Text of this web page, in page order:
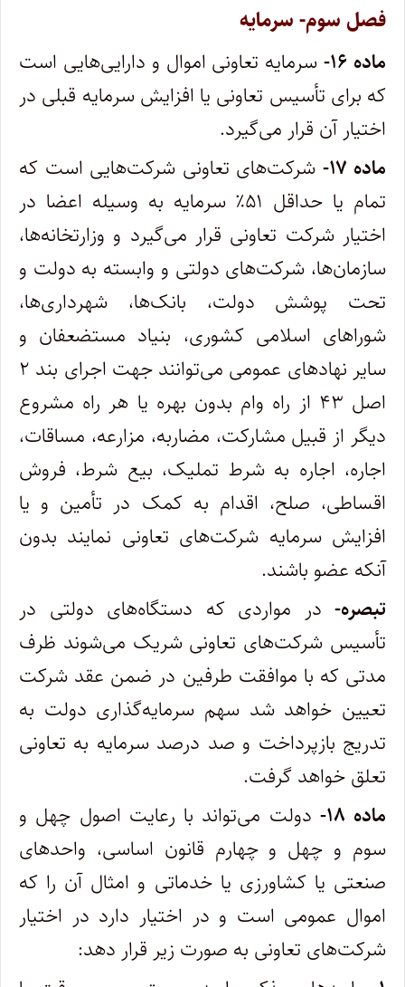
فصل سوم- سرمایه
ماده ۱۶-
سرمایه تعاونی اموال و دارایی‌هایی است
که برای تأسیس تعاونی یا افزایش سرمایه قبلی در
اختیار آن قرار می‌گیرد.
ماده ۱۷-
شرکت‌های تعاونی شرکت‌هایی است که
تمام یا حداقل ۵۱٪ سرمایه به وسیله اعضا در
اختیار شرکت تعاونی قرار می‌گیرد و وزارتخانه‌ها،
سازمان‌ها، شرکت‌های دولتی و وابسته به دولت و
تحت پوشش دولت، بانک‌ها، شهرداری‌ها،
شوراهای اسلامی کشوری، بنیاد مستضعفان و
سایر نهادهای عمومی می‌توانند جهت اجرای بند ۲
اصل ۴۳ از راه وام بدون بهره یا هر راه مشروع
دیگر از قبیل مشارکت، مضاربه، مزارعه، مساقات،
اجاره، اجاره به شرط تملیک، بیع شرط، فروش
اقساطی، صلح، اقدام به کمک در تأمین و یا
افزایش سرمایه شرکت‌های تعاونی نمایند بدون
آنکه عضو باشند.
تبصره- در مواردی که دستگاه‌های دولتی در
تأسیس شرکت‌های تعاونی شریک می‌شوند ظرف
مدتی که با موافقت طرفین در ضمن عقد شرکت
تعیین خواهد شد سهم سرمایه‌گذاری دولت به
تدریج بازپرداخت و صد درصد سرمایه به تعاونی
تعلق خواهد گرفت.
ماده ۱۸-
دولت می‌تواند با رعایت اصول چهل و
سوم و چهل و چهارم قانون اساسی، واحدهای
صنعتی یا کشاورزی یا خدماتی و امثال آن را که
اموال عمومی است و در اختیار دارد در اختیار
شرکت‌های تعاونی به صورت زیر قرار دهد: